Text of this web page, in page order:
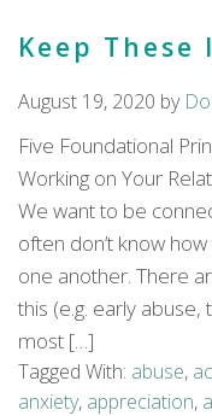
Keep These
August 19, 2020 by
Five Foundational
Working on Your
We want to be
often don’t know
one another. There
this (e.g. early
most […]
Tagged With: abuse,
anxiety, appreciation,